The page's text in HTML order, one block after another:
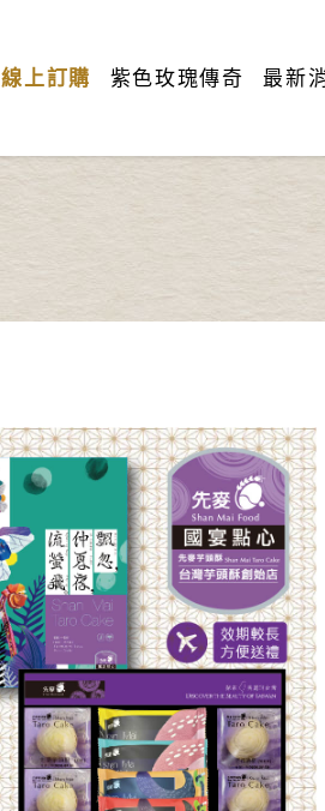
線上訂購 紫色玫瑰傳奇 最新